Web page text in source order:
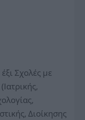
Σχολές με
Διοίκησης